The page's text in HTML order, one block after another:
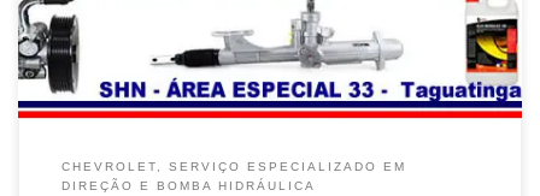
Hidráulica com Troca de Fluídos – Taguatinga / […]
CHEVROLET, SERVIÇO ESPECIALIZADO EM
DIREÇÃO E BOMBA HIDRÁULICA